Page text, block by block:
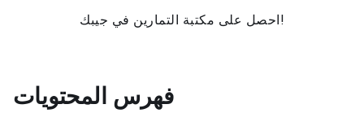
احصل على مكتبة التمارين في جيبك!
فهرس المحتويات